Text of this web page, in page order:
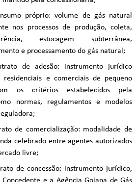
próprio: volume de gás natural
nos processos de produção, coleta,
estocagem subterrânea,
e processamento do gás natural;
de adesão: instrumento jurídico
residenciais e comerciais de pequeno
os critérios estabelecidos pela
normas, regulamentos e modelos
de comercialização: modalidade de
celebrado entre agentes autorizados
livre;
de concessão: instrumento jurídico,